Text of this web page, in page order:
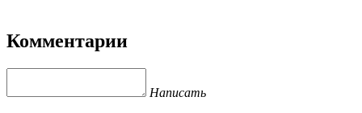
Комментарии
Написать